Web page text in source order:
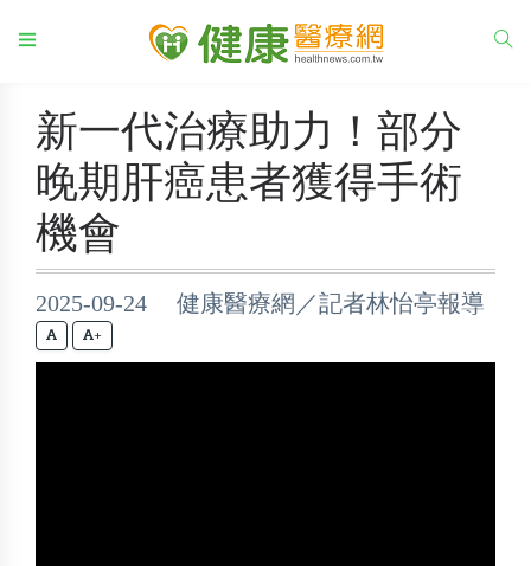
新一代治療助力！部分
晚期肝癌患者獲得手術
機會
2025-09-24 健康醫療網／記者林怡亭報導
+